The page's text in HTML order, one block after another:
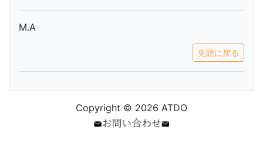
M.A
先頭に戻る
Copyright © 2026 ATDO